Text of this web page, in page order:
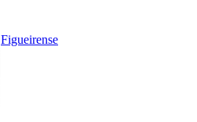
Figueirense